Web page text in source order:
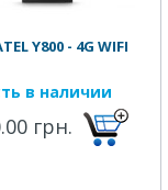
Y800 - 4G WIFI
в наличии
грн.